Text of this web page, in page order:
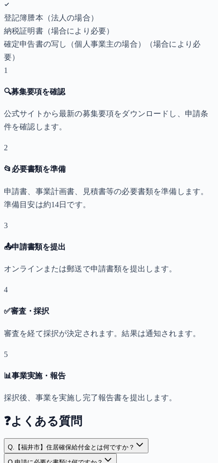
登記簿謄本（法人の場合）
納税証明書（場合により必要）
確定申告書の写し（個人事業主の場合）
（場合により必
要）
1
🔍募集要項を確認
公式サイトから最新の募集要項をダウンロードし、申請条
件を確認します。
2
📂 必要書類を準備
申請書、事業計画書、見積書等の必要書類を準備します。
準備目安は約14日です。
3
📤申請書類を提出
オンラインまたは郵送で申請書類を提出します。
4
✅審査・採択
審査を経て採択が決定されます。結果は通知されます。
5
📊事業実施・報告
採択後、事業を実施し完了報告書を提出します。
❓よくある質問
Q. 【福井市】住居確保給付金とは何ですか？